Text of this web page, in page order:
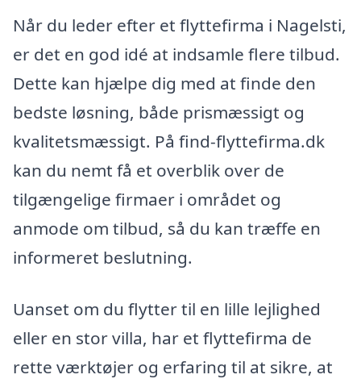
Når du leder efter et flyttefirma i Nagelsti,
er det en god idé at indsamle flere tilbud.
Dette kan hjælpe dig med at finde den
bedste løsning, både prismæssigt og
kvalitetsmæssigt. På find-flyttefirma.dk
kan du nemt få et overblik over de
tilgængelige firmaer i området og
anmode om tilbud, så du kan træffe en
informeret beslutning.
Uanset om du flytter til en lille lejlighed
eller en stor villa, har et flyttefirma de
rette værktøjer og erfaring til at sikre, at